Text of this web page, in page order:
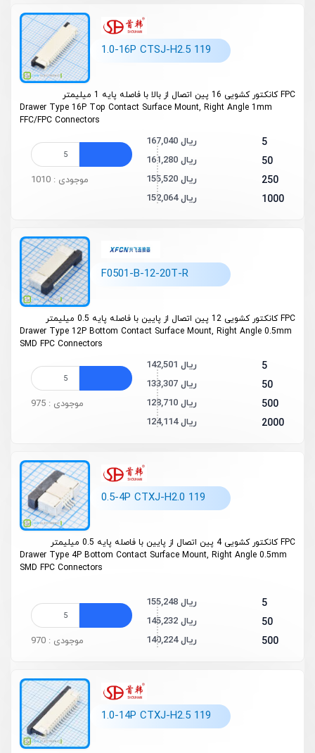
1.0-16P CTSJ-H2.5 119
FPC کانکتور کشویی 16 پین اتصال از بالا با فاصله پایه 1 میلیمتر
Drawer Type 16P Top Contact Surface Mount, Right Angle 1mm
FFC/FPC Connectors
5 167,040 ریال
50 161,280 ریال
250 155,520 ریال
1000 152,064 ریال
موجودی : 1010
F0501-B-12-20T-R
FPC کانکتور کشویی 12 پین اتصال از پایین با فاصله پایه 0.5 میلیمتر
Drawer Type 12P Bottom Contact Surface Mount, Right Angle 0.5mm
SMD FPC Connectors
5 142,501 ریال
50 133,307 ریال
500 128,710 ریال
2000 124,114 ریال
موجودی : 975
0.5-4P CTXJ-H2.0 119
FPC کانکتور کشویی 4 پین اتصال از پایین با فاصله پایه 0.5 میلیمتر
Drawer Type 4P Bottom Contact Surface Mount, Right Angle 0.5mm
SMD FPC Connectors
5 155,248 ریال
50 145,232 ریال
500 140,224 ریال موجودی : 970
1.0-14P CTXJ-H2.5 119